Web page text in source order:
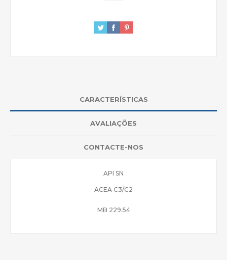
CARACTERÍSTICAS
AVALIAÇÕES
CONTACTE-NOS
API SN
ACEA C3/C2
MB 229.54